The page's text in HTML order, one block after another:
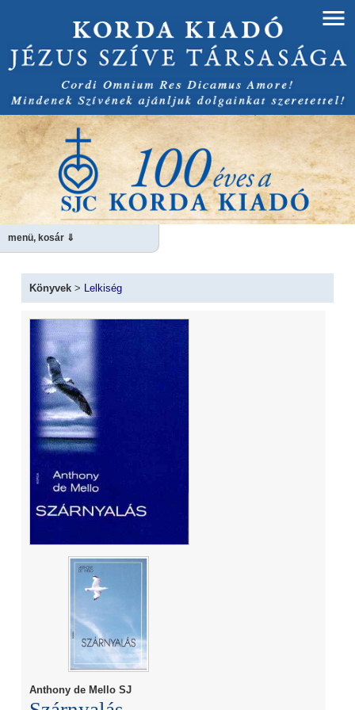
menü, kosár ⇓
Könyvek> Lelkiség
Anthony de Mello SJ